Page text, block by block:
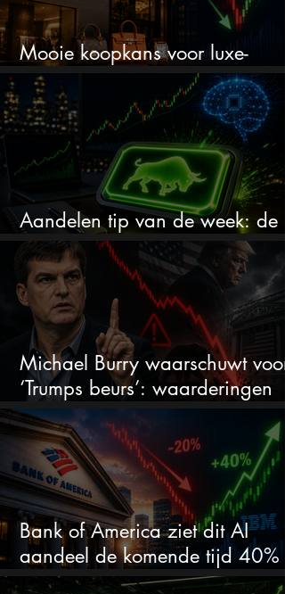
Mooie koopkans voor luxe-
aandelen door recente correctie?
Aandelen tip van de week: de
markt onderschat dit AI-bedrijf
Michael Burry waarschuwt voor
‘Trumps beurs’: waarderingen
doen er niet meer toe
Bank of America ziet dit AI
aandeel de komende tijd 40%
stijgen na 20% daling